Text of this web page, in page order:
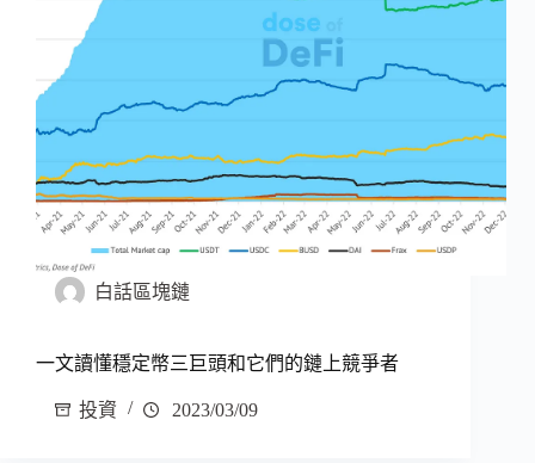
白話區塊鏈
一文讀懂穩定幣三巨頭和它們的鏈上競爭者
投資 2023/03/09